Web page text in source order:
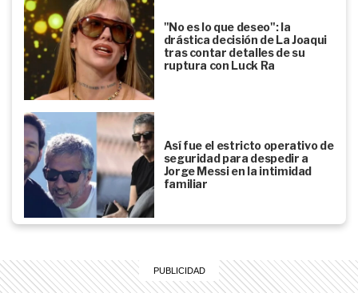
"No es lo que deseo": la
drástica decisión de La Joaqui
tras contar detalles de su
ruptura con Luck Ra
Así fue el estricto operativo de
seguridad para despedir a
Jorge Messi en la intimidad
familiar